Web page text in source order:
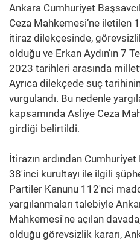
Ankara Cumhuriyet
Ceza Mahkemesi’ne iletilen
itiraz dilekçesinde,
olduğu ve Erkan Aydın’ın 7
2023 tarihleri arasında
Ayrıca dilekçede suç
vurgulandı. Bu nedenle
kapsamında Asliye Ceza
girdiği belirtildi.
İtirazın ardından
38'inci kurultayı ile ilgili
Partiler Kanunu 112'nci
yargılanmaları talebiyle
Mahkemesi'ne açılan
olduğu görevsizlik kararı,